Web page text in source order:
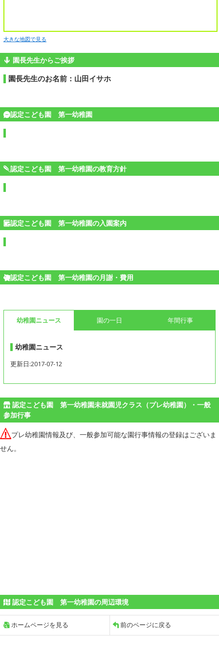
大きな地図で見る
園長先生からご挨拶
園長先生のお名前：山田イサホ
認定こども園 第一幼稚園
認定こども園 第一幼稚園の教育方針
認定こども園 第一幼稚園の入園案内
認定こども園 第一幼稚園の月謝・費用
幼稚園ニュース 園の一日 年間行事
幼稚園ニュース
更新日:2017-07-12
認定こども園 第一幼稚園未就園児クラス（プレ幼稚園）・一般
参加行事
プレ幼稚園情報及び、一般参加可能な園行事情報の登録はございま
せん。
認定こども園 第一幼稚園の周辺環境
ホームページを見る 前のページに戻る